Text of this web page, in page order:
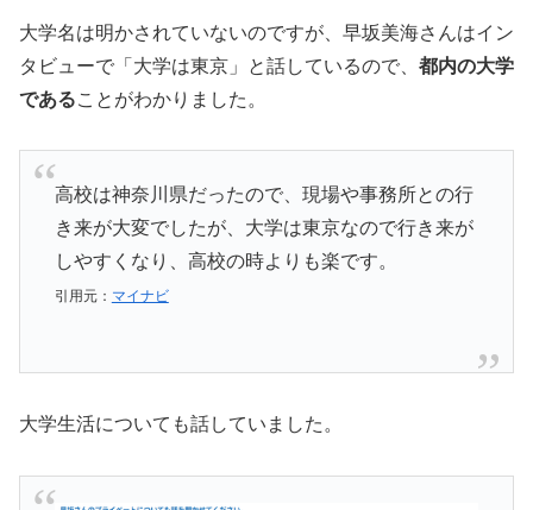
大学名は明かされていないのですが、早坂美海さんはイン
タビューで「大学は東京」と話しているので、 都内の大学
であることがわかりました。
高校は神奈川県だったので、現場や事務所との行
き来が大変でしたが、大学は東京なので行き来が
しやすくなり、高校の時よりも楽です。
引用元： マイナビ
大学生活についても話していました。